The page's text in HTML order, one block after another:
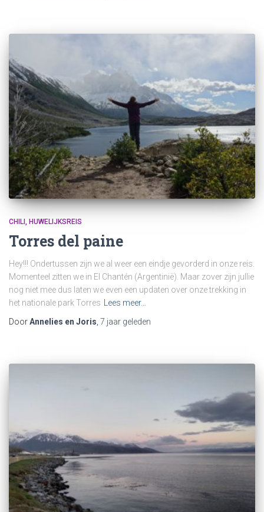
CHILI HUWELIJKSREIS
Torres del paine
Hey!!! Ondertussen zijn we al weer een eindje gevorderd in onze reis.
Momenteel zitten we in El Chantén (Argentinië). Maar zover zijn jullie
nog niet mee dus laten we even een updaten over onze trekking in
het nationale park Torres
Lees meer…
DoorAnnelies en Joris 7 jaar geleden